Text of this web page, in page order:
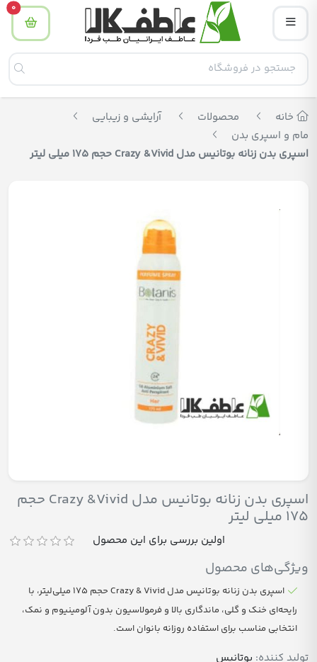
0
خانه محصولات
آرایشی و زیبایی
مام و اسپری بدن
اسپری بدن زنانه بوتانیس مدل Crazy &Vivid حجم 175 میلی لیتر
اسپری بدن زنانه بوتانیس مدل Crazy &Vivid حجم
175 میلی لیتر
اولین بررسی برای این محصول
ویژگی‌های محصول
اسپری بدن زنانه بوتانیس مدل Crazy & Vivid حجم ۱۷۵ میلی‌لیتر، با
رایحه‌ای خنک و گلی، ماندگاری بالا و فرمولاسیون بدون آلومینیوم و نمک،
انتخابی مناسب برای استفاده روزانه بانوان است.
تولید کننده: بوتانیس